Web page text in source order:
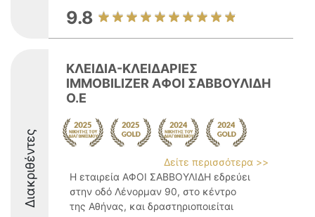
9.8
Διακριθέντες
ΚΛΕΙΔΙΑ-ΚΛΕΙΔΑΡΙΕΣ
IMMOBILIZER ΑΦΟΙ ΣΑΒΒΟΥΛΙΔΗ
Ο.Ε
Δείτε περισσότερα >>
Η εταιρεία ΑΦΟΙ ΣΑΒΒΟΥΛΙΔΗ εδρεύει
στην οδό Λένορμαν 90, στο κέντρο
της Αθήνας, και δραστηριοποιείται